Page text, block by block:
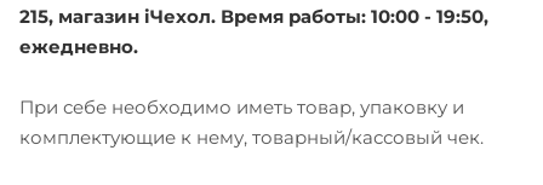
215, магазин iЧехол. Время работы: 10:00 - 19:50,
ежедневно.
При себе необходимо иметь товар, упаковку и
комплектующие к нему, товарный/кассовый чек.